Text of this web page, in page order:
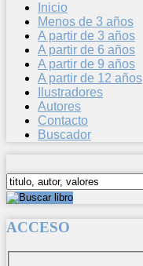
Inicio
Menos de 3 años
A partir de 3 años
A partir de 6 años
A partir de 9 años
A partir de 12 años
Ilustradores
Autores
Contacto
Buscador
ACCESO